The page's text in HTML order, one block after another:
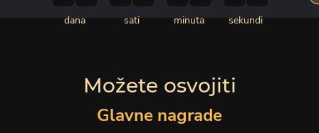
dana sati minuta sekundi
Možete osvojiti
Glavne nagrade